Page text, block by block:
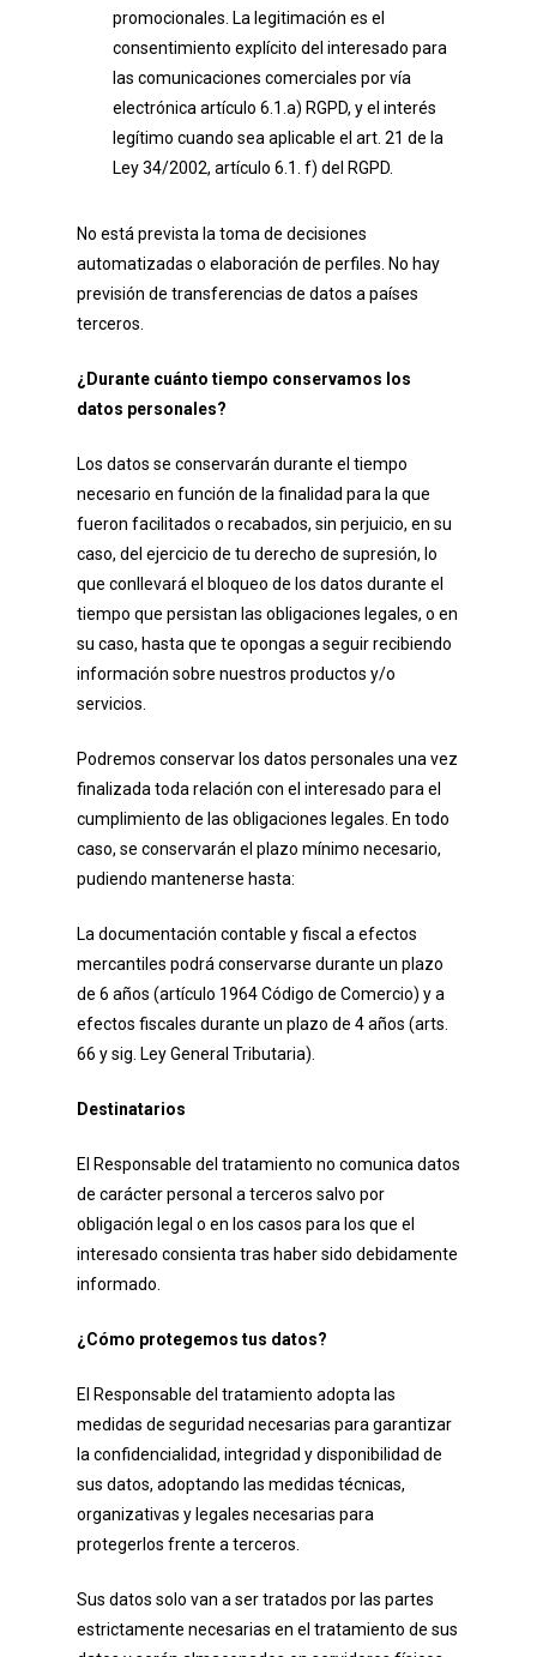
promocionales. La legitimación es el
consentimiento explícito del interesado para
las comunicaciones comerciales por vía
electrónica artículo 6.1.a) RGPD, y el interés
legítimo cuando sea aplicable el art. 21 de la
Ley 34/2002, artículo 6.1. f) del RGPD.
No está prevista la toma de decisiones
automatizadas o elaboración de perfiles. No hay
previsión de transferencias de datos a países
terceros.
¿Durante cuánto tiempo conservamos los
datos personales?
Los datos se conservarán durante el tiempo
necesario en función de la finalidad para la que
fueron facilitados o recabados, sin perjuicio, en su
caso, del ejercicio de tu derecho de supresión, lo
que conllevará el bloqueo de los datos durante el
tiempo que persistan las obligaciones legales, o en
su caso, hasta que te opongas a seguir recibiendo
información sobre nuestros productos y/o
servicios.
Podremos conservar los datos personales una vez
finalizada toda relación con el interesado para el
cumplimiento de las obligaciones legales. En todo
caso, se conservarán el plazo mínimo necesario,
pudiendo mantenerse hasta:
La documentación contable y fiscal a efectos
mercantiles podrá conservarse durante un plazo
de 6 años (artículo 1964 Código de Comercio) y a
efectos fiscales durante un plazo de 4 años (arts.
66 y sig. Ley General Tributaria).
Destinatarios
El Responsable del tratamiento no comunica datos
de carácter personal a terceros salvo por
obligación legal o en los casos para los que el
interesado consienta tras haber sido debidamente
informado.
¿Cómo protegemos tus datos?
El Responsable del tratamiento adopta las
medidas de seguridad necesarias para garantizar
la confidencialidad, integridad y disponibilidad de
sus datos, adoptando las medidas técnicas,
organizativas y legales necesarias para
protegerlos frente a terceros.
Sus datos solo van a ser tratados por las partes
estrictamente necesarias en el tratamiento de sus